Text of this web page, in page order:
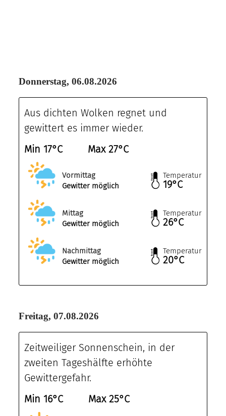
Donnerstag, 06.08.2026
Vormittag
Gewitter möglich
Temperatur
19°C
Mittag
Gewitter möglich
Temperatur
26°C
Nachmittag
Gewitter möglich
Temperatur
20°C
Aus dichten Wolken regnet und
gewittert es immer wieder.
Min 17°C
Max 27°C
Freitag, 07.08.2026
Zeitweiliger Sonnenschein, in der
zweiten Tageshälfte erhöhte
Gewittergefahr.
Min 16°C
Max 25°C